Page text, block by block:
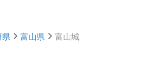
県 富山県 富山城